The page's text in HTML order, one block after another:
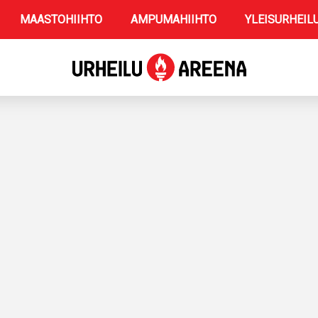
MAASTOHIIHTO AMPUMAHIIHTO